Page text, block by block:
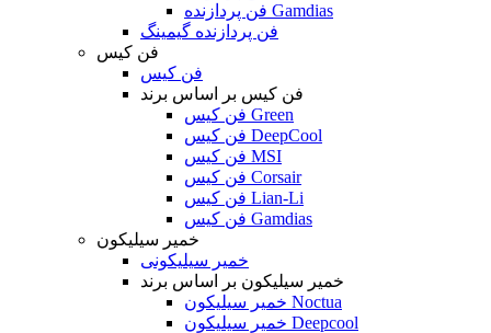
فن پردازنده Gamdias
فن پردازنده گیمینگ
فن کیس
فن کیس
فن کیس بر اساس برند
فن کیس Green
فن کیس DeepCool
فن کیس MSI
فن کیس Corsair
فن کیس Lian-Li
فن کیس Gamdias
خمیر سیلیکون
خمیر سیلیکونی
خمیر سیلیکون بر اساس برند
خمیر سیلیکون Noctua
خمیر سیلیکون Deepcool